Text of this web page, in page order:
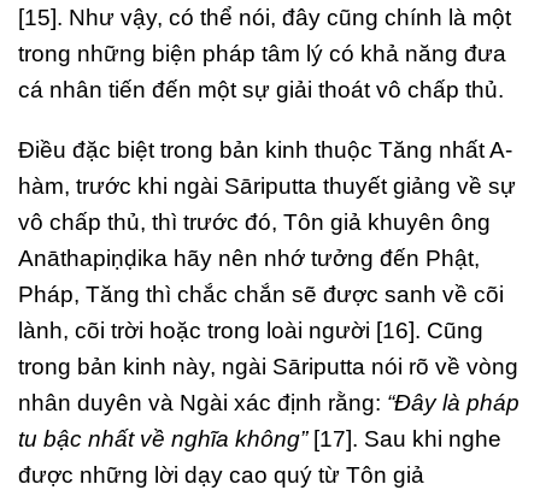
[15]. Như vậy, có thể nói, đây cũng chính là một
trong những biện pháp tâm lý có khả năng đưa
cá nhân tiến đến một sự giải thoát vô chấp thủ.
Điều đặc biệt trong bản kinh thuộc Tăng nhất A-
hàm, trước khi ngài Sāriputta thuyết giảng về sự
vô chấp thủ, thì trước đó, Tôn giả khuyên ông
Anāthapiṇḍika hãy nên nhớ tưởng đến Phật,
Pháp, Tăng thì chắc chắn sẽ được sanh về cõi
lành, cõi trời hoặc trong loài người [16]. Cũng
trong bản kinh này, ngài Sāriputta nói rõ về vòng
nhân duyên và Ngài xác định rằng: “Đây là pháp
tu bậc nhất về nghĩa không”[17]. Sau khi nghe
được những lời dạy cao quý từ Tôn giả